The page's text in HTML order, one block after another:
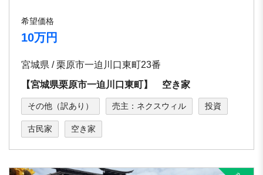
希望価格
10万円
宮城県 / 栗原市一迫川口東町23番
【宮城県栗原市一迫川口東町】 空き家
その他（訳あり） 売主：ネクスウィル 投資
古民家 空き家